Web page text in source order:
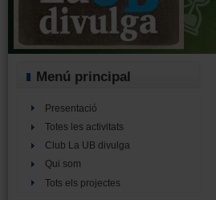
Menú principal
Presentació
Totes les activitats
Club La UB divulga
Qui som
Tots els projectes